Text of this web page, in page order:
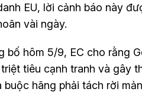
EU, lời cảnh báo này
vài ngày.
bố hôm 5/9, EC cho rằng
tiêu cạnh tranh và gây
hãng phải tách rời